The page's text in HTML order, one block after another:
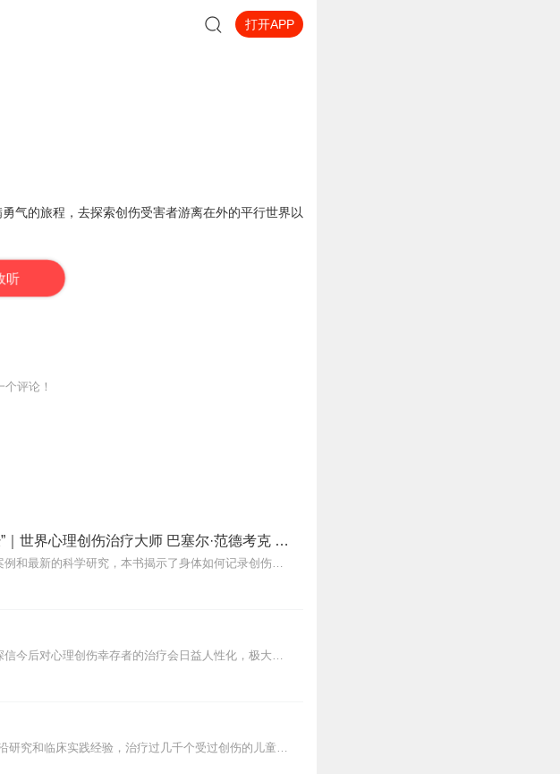
打开APP
气的旅程，去探索创伤受害者游离在外的平行世界以
听
评论！
身体从未忘记｜豆瓣9.0，心理创伤治疗领域“圣经”｜世界心理创伤治疗大师 巴塞尔·范德考克 集大成之作，卡巴金、清流、樊登、马东推荐！
本书是一部深入探讨心理创伤及其治疗的杰作。通过丰富的案例和最新的科学研究，本书揭示了身体如何记录创伤，并展示了多种治疗创伤的前沿方法和理论，包括心理治疗、药物治...
本书是一部杰作。作者充满感情和同理心的深入视角，令人深信今后对心理创伤幸存者的治疗会日益人性化，极大地拓展了自我调控和疗愈的方式，同时也激发了更多关于创伤及其有...
作者巴塞尔·范德考克在心理创伤这个领域已有超过30年的前沿研究和临床实践经验，治疗过几千个受过创伤的儿童和成年人。他亲自使用过书里介绍的所有治疗方式，这使本书更...